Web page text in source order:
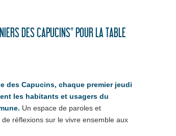
DES CAPUCINS" POUR LA TABLE
des Capucins, chaque premier jeudi
les habitants et usagers du
Un espace de paroles et
réflexions sur le vivre ensemble aux